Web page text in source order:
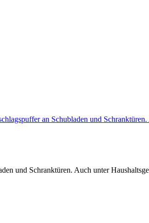
an Schubladen und
und Schranktüren. Auch unter